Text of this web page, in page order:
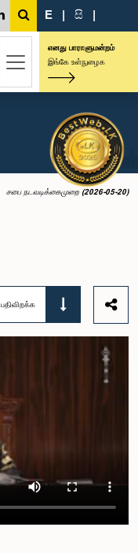
E | සි |
எனது பாராளுமன்றம்
இங்கே உள்நுழைக
சபை நடவடிக்கைமுறை (2026-05-20)
பதிவிறக்க